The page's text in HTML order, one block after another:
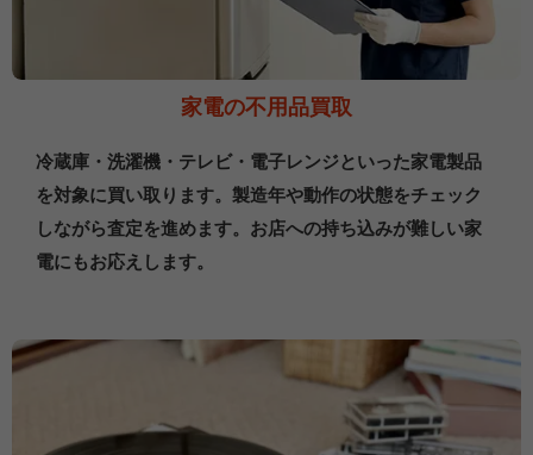
家電の不用品買取
冷蔵庫・洗濯機・テレビ・電子レンジといった家電製品
を対象に買い取ります。製造年や動作の状態をチェック
しながら査定を進めます。お店への持ち込みが難しい家
電にもお応えします。